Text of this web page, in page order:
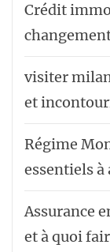
Crédit
visiter
et
Régime
essentiels
Assurance
et à quoi